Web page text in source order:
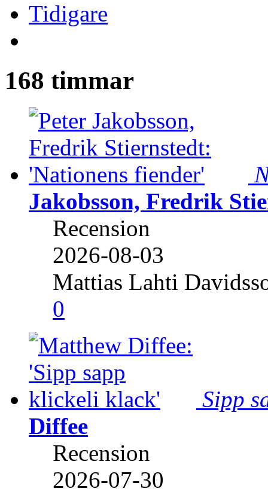
Tidigare
168 timmar
Jakobsson, Fredrik
Recension
2026-08-03
Mattias Lahti
0
Sipp
Diffee
Recension
2026-07-30